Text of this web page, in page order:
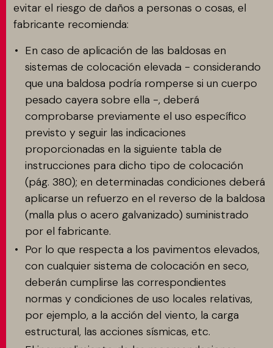
evitar el riesgo de daños a personas o cosas, el
fabricante recomienda:
En caso de aplicación de las baldosas en
sistemas de colocación elevada - considerando
que una baldosa podría romperse si un cuerpo
pesado cayera sobre ella -, deberá
comprobarse previamente el uso específico
previsto y seguir las indicaciones
proporcionadas en la siguiente tabla de
instrucciones para dicho tipo de colocación
(pág. 380); en determinadas condiciones deberá
aplicarse un refuerzo en el reverso de la baldosa
(malla plus o acero galvanizado) suministrado
por el fabricante.
Por lo que respecta a los pavimentos elevados,
con cualquier sistema de colocación en seco,
deberán cumplirse las correspondientes
normas y condiciones de uso locales relativas,
por ejemplo, a la acción del viento, la carga
estructural, las acciones sísmicas, etc.